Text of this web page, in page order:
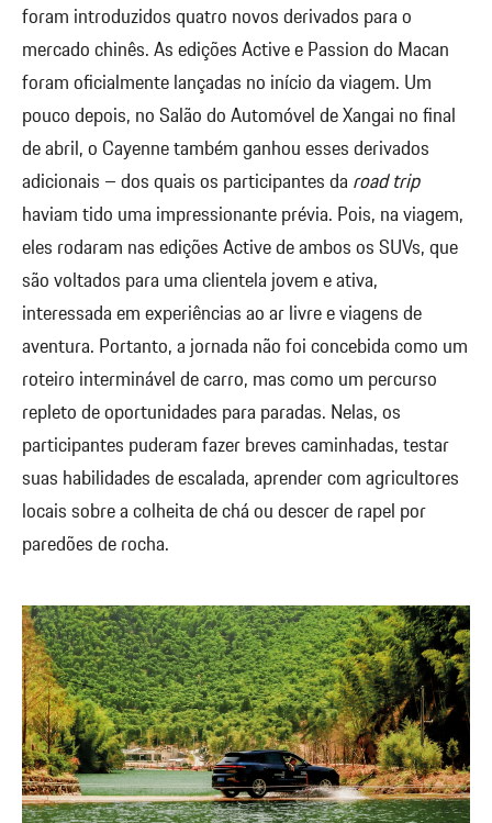
foram introduzidos quatro novos derivados para o
mercado chinês. As edições Active e Passion do Macan
foram oficialmente lançadas no início da viagem. Um
pouco depois, no Salão do Automóvel de Xangai no final
de abril, o Cayenne também ganhou esses derivados
adicionais – dos quais os participantes da road trip
haviam tido uma impressionante prévia. Pois, na viagem,
eles rodaram nas edições Active de ambos os SUVs, que
são voltados para uma clientela jovem e ativa,
interessada em experiências ao ar livre e viagens de
aventura. Portanto, a jornada não foi concebida como um
roteiro interminável de carro, mas como um percurso
repleto de oportunidades para paradas. Nelas, os
participantes puderam fazer breves caminhadas, testar
suas habilidades de escalada, aprender com agricultores
locais sobre a colheita de chá ou descer de rapel por
paredões de rocha.